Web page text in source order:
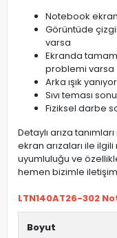
Notebook
Görüntüde
varsa
Ekranda
problemi varsa
Arka ışık
Sıvı teması
Fiziksel darbe
Detaylı arıza
ekran arızaları ile
uyumluluğu ve
hemen bizimle
LTN140AT26-302
Boyut